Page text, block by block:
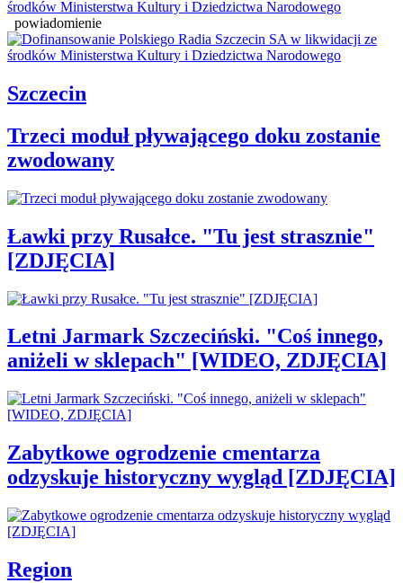
powiadomienie
Szczecin
Trzeci moduł pływającego doku zostanie
zwodowany
Ławki przy Rusałce. "Tu jest strasznie"
[ZDJĘCIA]
Letni Jarmark Szczeciński. "Coś innego,
aniżeli w sklepach" [WIDEO, ZDJĘCIA]
Zabytkowe ogrodzenie cmentarza
odzyskuje historyczny wygląd [ZDJĘCIA]
Region